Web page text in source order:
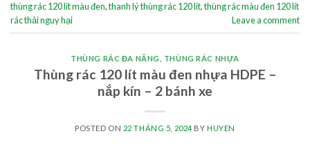
thùng rác 120 lít màu đen,thanh lý thùng rác 120 lít,thùng rác màu đen 120 lít
rác thải nguy hại
Leave a comment
THÙNG RÁC ĐA NĂNG THÙNG RÁC NHỰA
Thùng rác 120 lít màu đen nhựa HDPE –
nắp kín – 2 bánh xe
POSTED ON 22 THÁNG 5, 2024BY HUYEN